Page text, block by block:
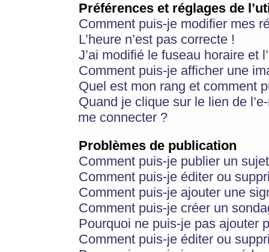
Préférences et réglages de
Comment puis-je modifier mes
L’heure n’est pas correcte !
J’ai modifié le fuseau horaire et
Comment puis-je afficher une
Quel est mon rang et comment
Quand je clique sur le lien de
me connecter ?
Problèmes de publication
Comment puis-je publier un
Comment puis-je éditer ou
Comment puis-je ajouter une
Comment puis-je créer un
Pourquoi ne puis-je pas ajouter
Comment puis-je éditer ou